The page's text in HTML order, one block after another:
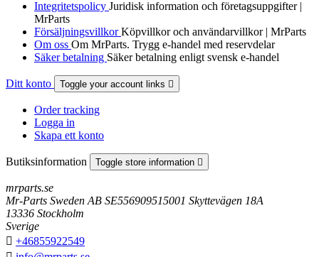
Integritetspolicy Juridisk information och företagsuppgifter |
MrParts
FörsäljningsvillkorKöpvillkor och användarvillkor | MrParts
Om oss Om MrParts. Trygg e-handel med reservdelar
Säker betalning Säker betalning enligt svensk e-handel
Ditt konto Toggle your account links 
Order tracking
Logga in
Skapa ett konto
Butiksinformation Toggle store information 
mrparts.se
Mr-Parts Sweden AB SE556909515001 Skyttevägen 18A
13336 Stockholm
Sverige
 +46855922549